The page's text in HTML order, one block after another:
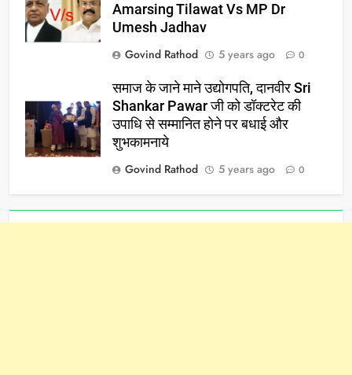
Amarsing Tilawat Vs MP Dr
Umesh Jadhav
Govind Rathod
5 years ago 0
समाज के जाने माने उद्योगपति, दानवीर Sri
Shankar Pawar जी को डॉक्टरेट की
उपाधि से सम्मानित होने पर बधाई और
शुभकामनाये
Govind Rathod
5 years ago 0